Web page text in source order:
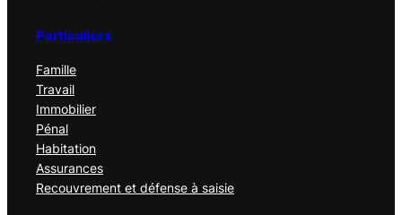
Particuliers
Famille
Travail
Immobilier
Pénal
Habitation
Assurances
Recouvrement et défense à saisie